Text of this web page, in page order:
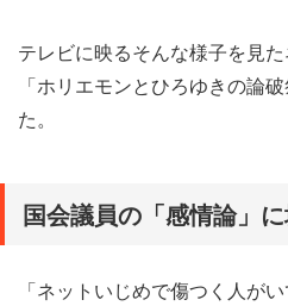
テレビに映るそんな様子を見た
「ホリエモンとひろゆきの論
た。
国会議員の「感情論」
「ネットいじめで傷つく人が